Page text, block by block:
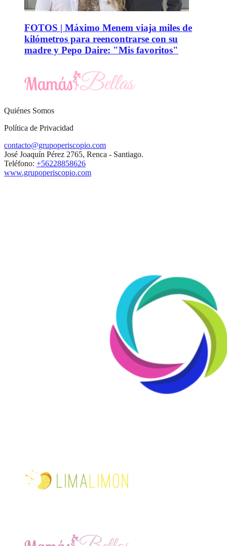
FOTOS | Máximo Menem viaja miles de
kilómetros para reencontrarse con su
madre y Pepo Daire: "Mis favoritos"
Quiénes Somos
Política de Privacidad
contacto@grupoperiscopio.com
José Joaquín Pérez 2765, Renca - Santiago.
Teléfono: +56228858626
www.grupoperiscopio.com